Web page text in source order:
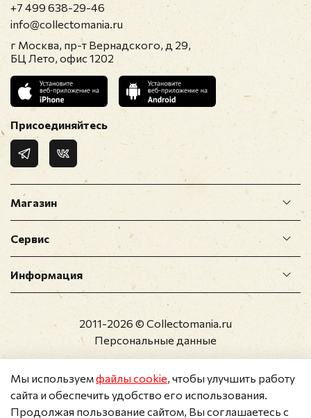
Магазин
Сервис
Информация
+7 499 638-29-46
info@collectomania.ru
г Москва, пр-т Вернадского, д 29,
БЦ Лето, офис 1202
Присоединяйтесь
2011-2026 © Collectomania.ru
Персональные данные
Мы используемфайлы cookie, чтобы улучшить работу
сайта и обеспечить удобство его использования.
Продолжая пользование сайтом, Вы соглашаетесь с